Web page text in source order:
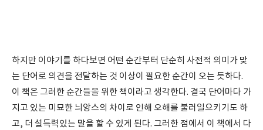
하지만 이야기를 하다보면 어떤 순간부터 단순히 사전적 의미가 맞
는 단어로 의견을 전달하는 것 이상이 필요한 순간이 오는 듯하다.
이 책은 그러한 순간들을 위한 책이라고 생각한다. 결국 단어마다 가
지고 있는 미묘한 늬앙스의 차이로 인해 오해를 불러일으키기도 하
고, 더 설득력있는 말을 할 수 있게 된다. 그러한 점에서 이 책에서 다